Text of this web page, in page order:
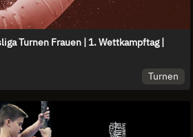
Turnen Frauen | 1. Wettkampftag |
Turnen